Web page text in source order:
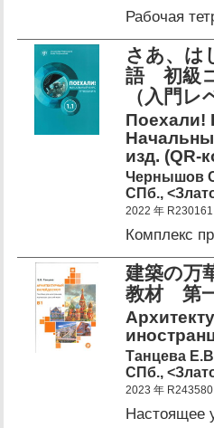
Рабочая
さあ、は
語 初級
（入門
Поехали!
изд. (QR-
Чернышов
СПб.,
2022 年 R230161
Комплекс
建築の万
教材 第
Танцева
СПб.,
2023 年 R243580
Настоящее